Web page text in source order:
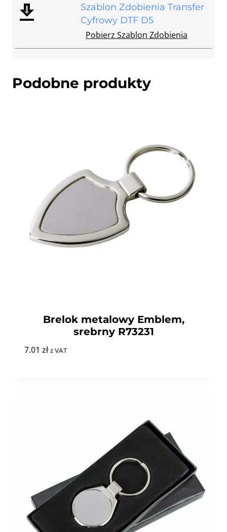
Szablon Zdobienia Transfer
Cyfrowy DTF D5
Pobierz Szablon Zdobienia
Podobne produkty
Brelok metalowy Emblem,
srebrny R73231
7.01 zł z VAT